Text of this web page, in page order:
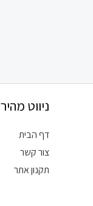
ניווט מהיר
דף הבית
צור קשר
תקנון אתר